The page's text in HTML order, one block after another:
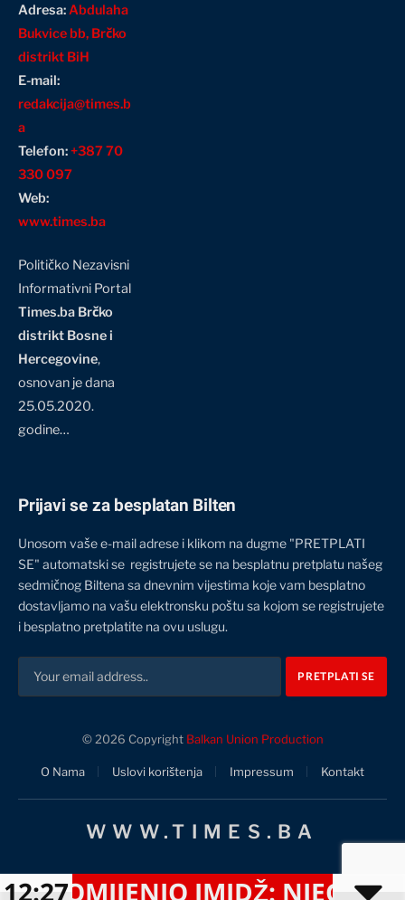
Adresa:Abdulaha
Bukvice bb, Brčko
distrikt BiH
E-mail:
redakcija@times.b
a
Telefon:+387 70
330 097
Web:
www.times.ba
Političko Nezavisni
Informativni Portal
Times.ba Brčko
distrikt Bosne i
Hercegovine,
osnovan je dana
25.05.2020.
godine…
Prijavi se za besplatan Bilten
Unosom vaše e-mail adrese i klikom na dugme "PRETPLATI
SE" automatski se registrujete se na besplatnu pretplatu našeg
sedmičnog Biltena sa dnevnim vijestima koje vam besplatno
dostavljamo na vašu elektronsku poštu sa kojom se registrujete
i besplatno pretplatite na ovu uslugu.
© 2026 Copyright Balkan Union Production
O Nama Uslovi korištenja Impressum Kontakt
WWW.TIMES.BA
IMIDŽ: NJEGOVA
12:27